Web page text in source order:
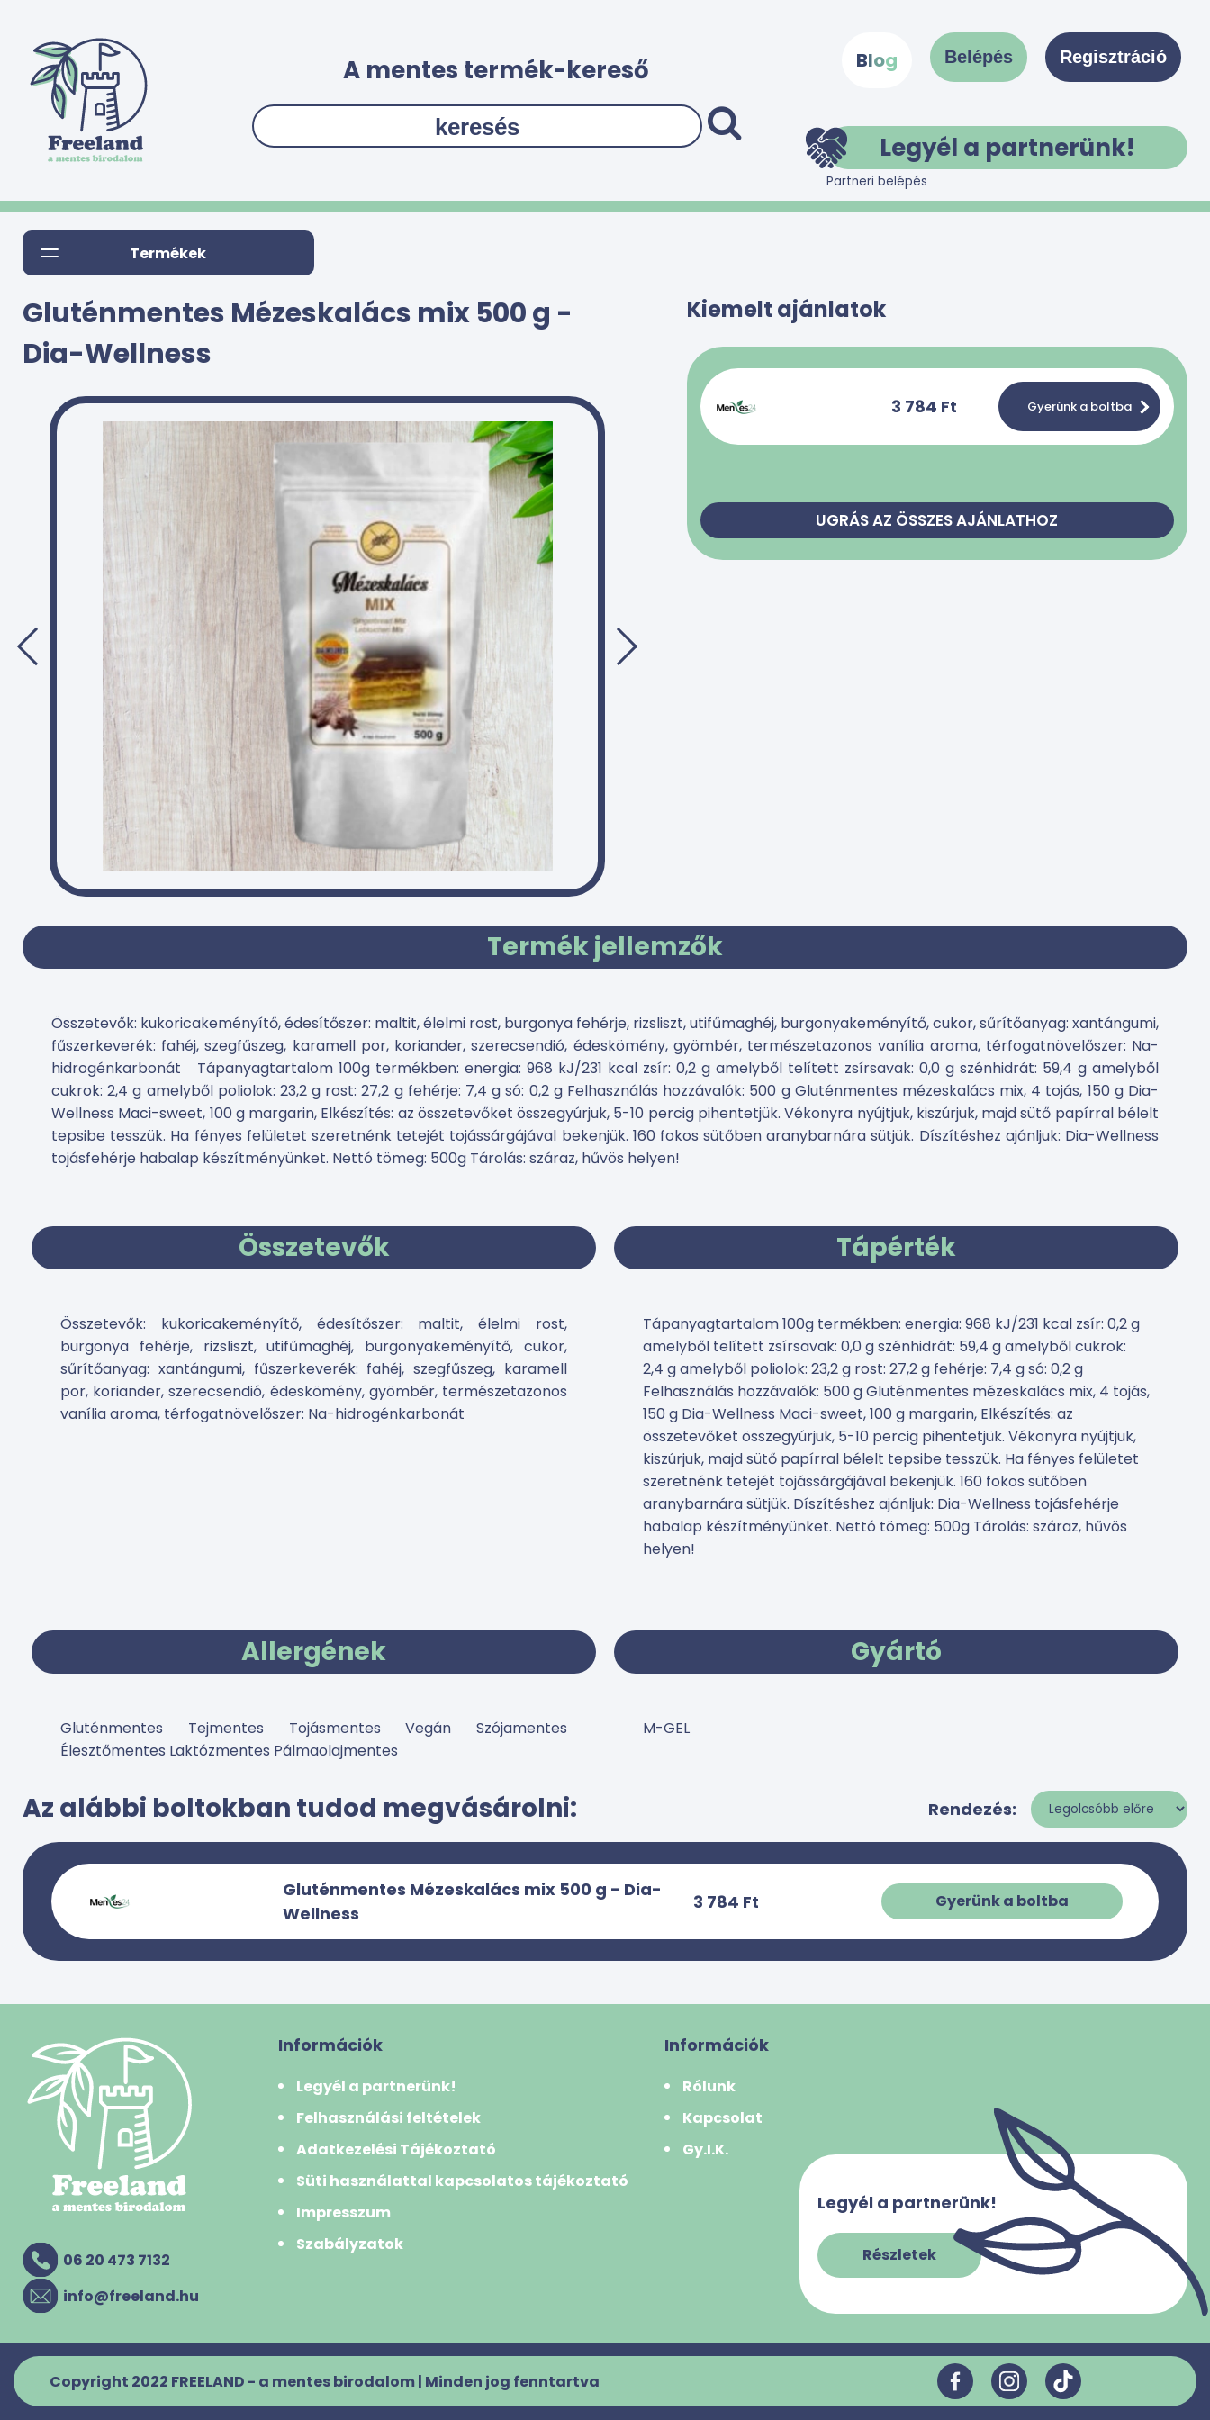
A mentes termék-kereső Blog Belépés Regisztráció
Legyél a partnerünk!
Partneri belépés
Termékek
Gluténmentes Mézeskalács mix 500 g -
Dia-Wellness
Kiemelt ajánlatok
3 784 Ft Gyerünk a boltba
UGRÁS AZ ÖSSZES AJÁNLATHOZ
Termék jellemzők
Összetevők: kukoricakeményítő, édesítőszer: maltit, élelmi rost, burgonya fehérje, rizsliszt, utifűmaghéj, burgonyakeményítő, cukor, sűrítőanyag: xantángumi,
fűszerkeverék: fahéj, szegfűszeg, karamell por, koriander, szerecsendió, édeskömény, gyömbér, természetazonos vanília aroma, térfogatnövelőszer: Na-
hidrogénkarbonát Tápanyagtartalom 100g termékben: energia: 968 kJ/231 kcal zsír: 0,2 g amelyből telített zsírsavak: 0,0 g szénhidrát: 59,4 g amelyből
cukrok: 2,4 g amelyből poliolok: 23,2 g rost: 27,2 g fehérje: 7,4 g só: 0,2 g Felhasználás hozzávalók: 500 g Gluténmentes mézeskalács mix, 4 tojás, 150 g Dia-
Wellness Maci-sweet, 100 g margarin, Elkészítés: az összetevőket összegyúrjuk, 5-10 percig pihentetjük. Vékonyra nyújtjuk, kiszúrjuk, majd sütő papírral bélelt
tepsibe tesszük. Ha fényes felületet szeretnénk tetejét tojássárgájával bekenjük. 160 fokos sütőben aranybarnára sütjük. Díszítéshez ajánljuk: Dia-Wellness
tojásfehérje habalap készítményünket. Nettó tömeg: 500g Tárolás: száraz, hűvös helyen!
Összetevők
Összetevők: kukoricakeményítő, édesítőszer: maltit, élelmi rost,
burgonya fehérje, rizsliszt, utifűmaghéj, burgonyakeményítő, cukor,
sűrítőanyag: xantángumi, fűszerkeverék: fahéj, szegfűszeg, karamell
por, koriander, szerecsendió, édeskömény, gyömbér, természetazonos
vanília aroma, térfogatnövelőszer: Na-hidrogénkarbonát
Tápérték
Tápanyagtartalom 100g termékben: energia: 968 kJ/231 kcal zsír: 0,2 g
amelyből telített zsírsavak: 0,0 g szénhidrát: 59,4 g amelyből cukrok:
2,4 g amelyből poliolok: 23,2 g rost: 27,2 g fehérje: 7,4 g só: 0,2 g
Felhasználás hozzávalók: 500 g Gluténmentes mézeskalács mix, 4 tojás,
150 g Dia-Wellness Maci-sweet, 100 g margarin, Elkészítés: az
összetevőket összegyúrjuk, 5-10 percig pihentetjük. Vékonyra nyújtjuk,
kiszúrjuk, majd sütő papírral bélelt tepsibe tesszük. Ha fényes felületet
szeretnénk tetejét tojássárgájával bekenjük. 160 fokos sütőben
aranybarnára sütjük. Díszítéshez ajánljuk: Dia-Wellness tojásfehérje
habalap készítményünket. Nettó tömeg: 500g Tárolás: száraz, hűvös
helyen!
Allergének
Gluténmentes Tejmentes Tojásmentes Vegán Szójamentes
Élesztőmentes Laktózmentes Pálmaolajmentes
Gyártó
M-GEL
Az alábbi boltokban tudod megvásárolni: Rendezés:
Gluténmentes Mézeskalács mix 500 g - Dia-
Wellness
3 784 Ft Gyerünk a boltba
06 20 473 7132
info@freeland.hu
Információk
Legyél a partnerünk!
Felhasználási feltételek
Adatkezelési Tájékoztató
Süti használattal kapcsolatos tájékoztató
Impresszum
Szabályzatok
Információk
Rólunk
Kapcsolat
Gy.I.K.
Legyél a partnerünk!
Részletek
Copyright 2022 FREELAND - a mentes birodalom | Minden jog fenntartva